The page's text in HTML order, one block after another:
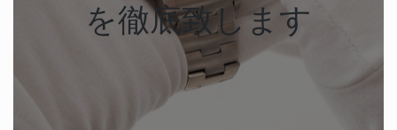
を徹底致します